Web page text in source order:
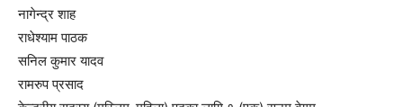
नागेन्द्र शाह
राधेश्याम पाठक
सनिल कुमार यादव
रामरुप प्रसाद